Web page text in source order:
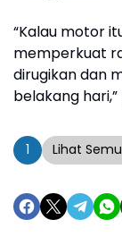
“Kalau motor
memperkuat
dirugikan dan
belakang
1 Lihat